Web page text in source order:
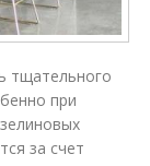
тщательного
при
за счет